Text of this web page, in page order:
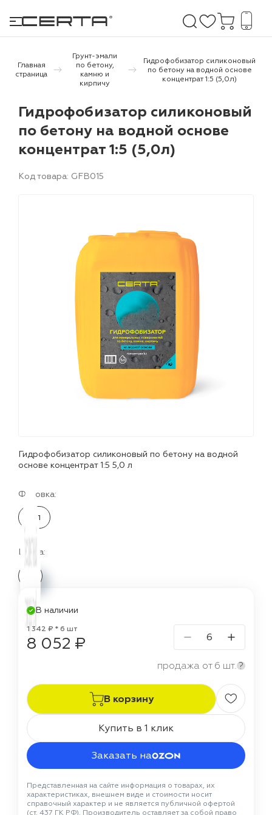
и дачи
бетону,
и эмали
Главная
страница
Грунт-эмали
по бетону,
камню и
кирпичу
Гидрофобизатор силиконовый
по бетону на водной основе
концентрат 1:5 (5,0л)
Гидрофобизатор силиконовый
по бетону на водной основе
концентрат 1:5 (5,0л)
Код товара: GFB015
Гидрофобизатор силиконовый по бетону на водной
основе концентрат 1:5 5,0 л
Фасовка:
5 л
Цвета:
В наличии
1 342 ₽ * 6 шт
8 052 ₽
продажа от 6 шт. ?
В корзину
Купить в 1 клик
Заказать на
Представленная на сайте информация о товарах, их
характеристиках, внешнем виде и стоимости носит
справочный характер и не является публичной офертой
(ст. 437 ГК РФ). Производитель оставляет за собой право